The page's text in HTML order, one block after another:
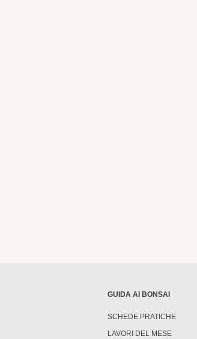
GUIDA AI BONSAI
SCHEDE PRATICHE
LAVORI DEL MESE